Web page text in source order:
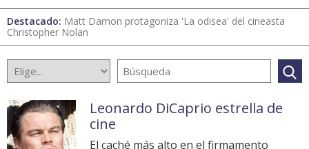
Destacado: Matt Damon protagoniza 'La odisea' del cineasta
Christopher Nolan
Leonardo DiCaprio estrella de
cine
El caché más alto en el firmamento